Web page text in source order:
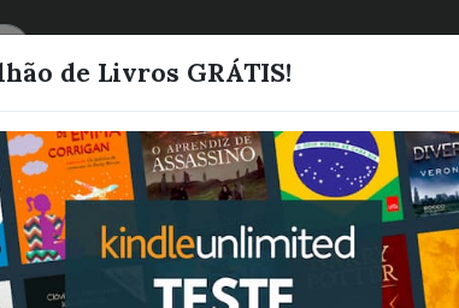
224 Formas
r$ 5 Mil por
Scherer, Lucas
de Livros GRÁTIS!